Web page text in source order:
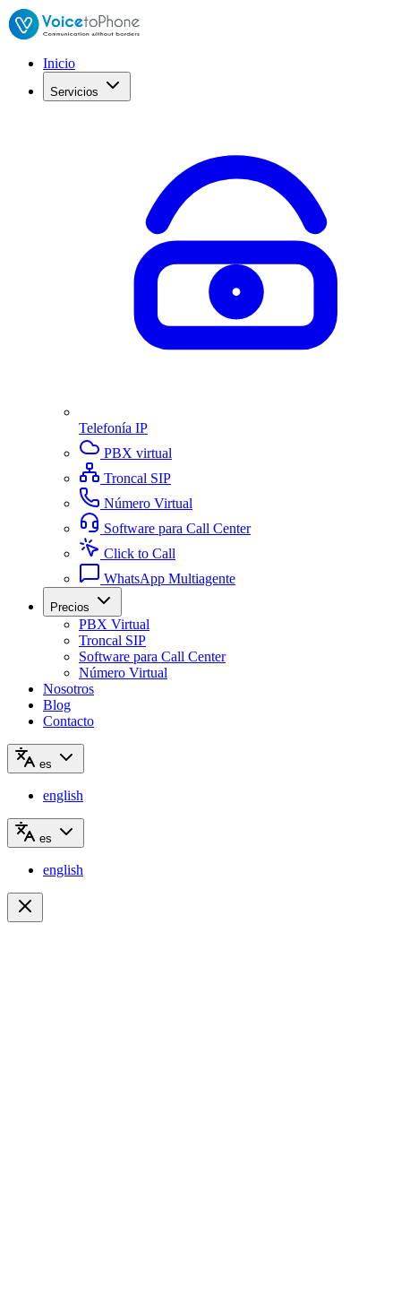
Inicio
Servicios
Telefonía IP
PBX virtual
Troncal SIP
Número Virtual
Software para Call Center
Click to Call
WhatsApp Multiagente
Precios
PBX Virtual
Troncal SIP
Software para Call Center
Número Virtual
Nosotros
Blog
Contacto
es
english
es
english